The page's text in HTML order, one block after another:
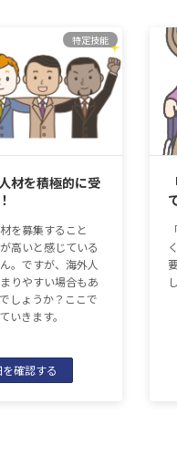
特定技能
材を積極的に受
を募集すること
高いと感じている
。ですが、海外人
りやすい場合もあ
しょうか？ここで
いきます。
確認する